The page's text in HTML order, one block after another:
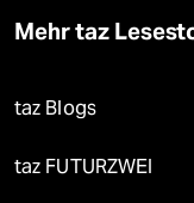
Mehr taz
taz Blogs
taz FUTURZWEI